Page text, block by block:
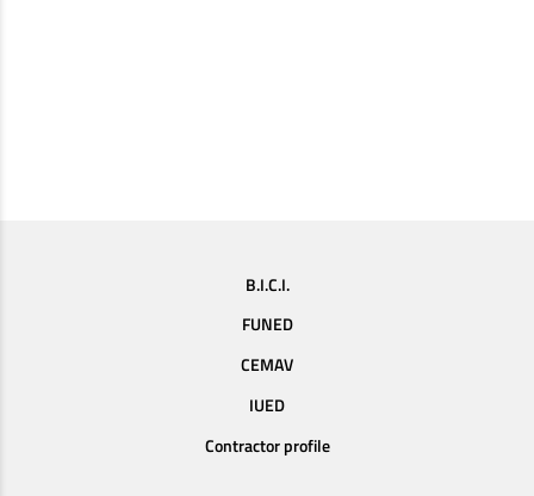
B.I.C.I.
FUNED
CEMAV
IUED
Contractor profile